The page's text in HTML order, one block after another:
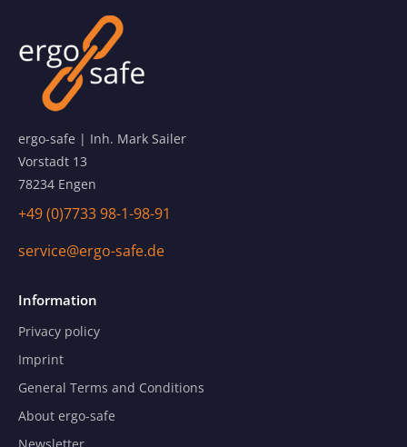
ergo-safe | Inh. Mark Sailer
Vorstadt 13
78234 Engen
+49 (0)7733 98-1-98-91
service@ergo-safe.de
Information
Privacy policy
Imprint
General Terms and Conditions
About ergo-safe